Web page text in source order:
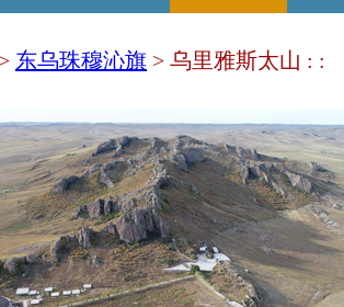
> 东乌珠穆沁旗 > 乌里雅斯太山 : :